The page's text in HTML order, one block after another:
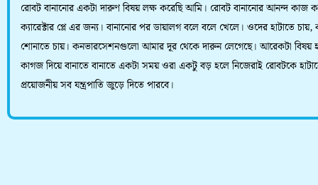
রোবট বানানোর একটা দারুণ বিষয় লক্ষ করেছি আমি। রোবট বানানোর আনন্দ কাজ
ক্যারেক্টার প্লে এর জন্য। বানানোর পর ডায়ালগ বলে বলে খেলে। ওদের হাটাতে চায়,
শোনাতে চায়। কনভারসেশনগুলো আমার দূর থেকে দারুন লেগেছে। আরেকটা
কাগজ দিয়ে বানাতে বানাতে একটা সময় ওরা একটু বড় হলে নিজেরাই রোবটকে
প্রয়োজনীয় সব যন্ত্রপাতি জুড়ে দিতে পারবে।